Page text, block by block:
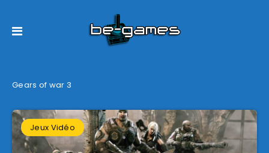
Gears of war 3
Jeux Vidéo